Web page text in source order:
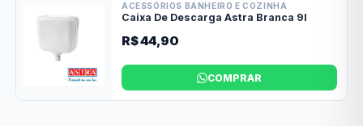
ACESSÓRIOS BANHEIRO E COZINHA
Caixa De Descarga Astra Branca 9l
R$ 44,90
COMPRAR